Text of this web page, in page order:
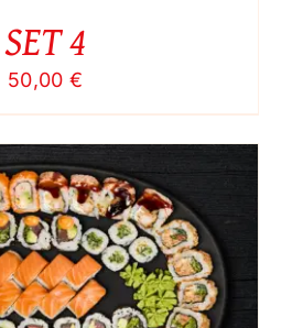
SET 4
50,00 €